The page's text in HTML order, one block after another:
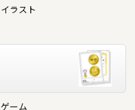
イラスト
ゲーム